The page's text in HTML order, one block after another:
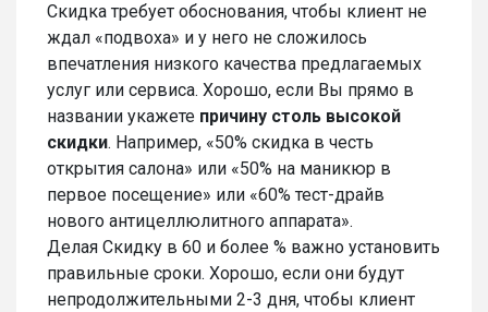
Скидка требует обоснования, чтобы клиент не
ждал «подвоха» и у него не сложилось
впечатления низкого качества предлагаемых
услуг или сервиса. Хорошо, если Вы прямо в
названии укажете причину столь высокой
скидки. Например, «50% скидка в честь
открытия салона» или «50% на маникюр в
первое посещение» или «60% тест-драйв
нового антицеллюлитного аппарата».
Делая Скидку в 60 и более % важно установить
правильные сроки. Хорошо, если они будут
непродолжительными 2-3 дня, чтобы клиент